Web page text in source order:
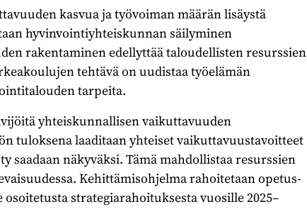
kasvua ja työvoiman määrän lisäystä
hyvinvointiyhteiskunnan säilyminen
rakentaminen edellyttää taloudellisten resurssien
tehtävä on uudistaa työelämän
tarpeita.
yhteiskunnallisen vaikuttavuuden
tuloksena laaditaan yhteiset vaikuttavuustavoitteet
näkyväksi. Tämä mahdollistaa resurssien
Kehittämisohjelma rahoitetaan opetus-
strategiarahoituksesta vuosille 2025–